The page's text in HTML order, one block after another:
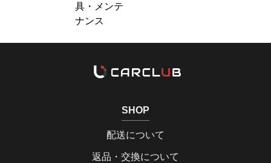
具・メンテ
ナンス
SHOP
配送について
返品・交換について